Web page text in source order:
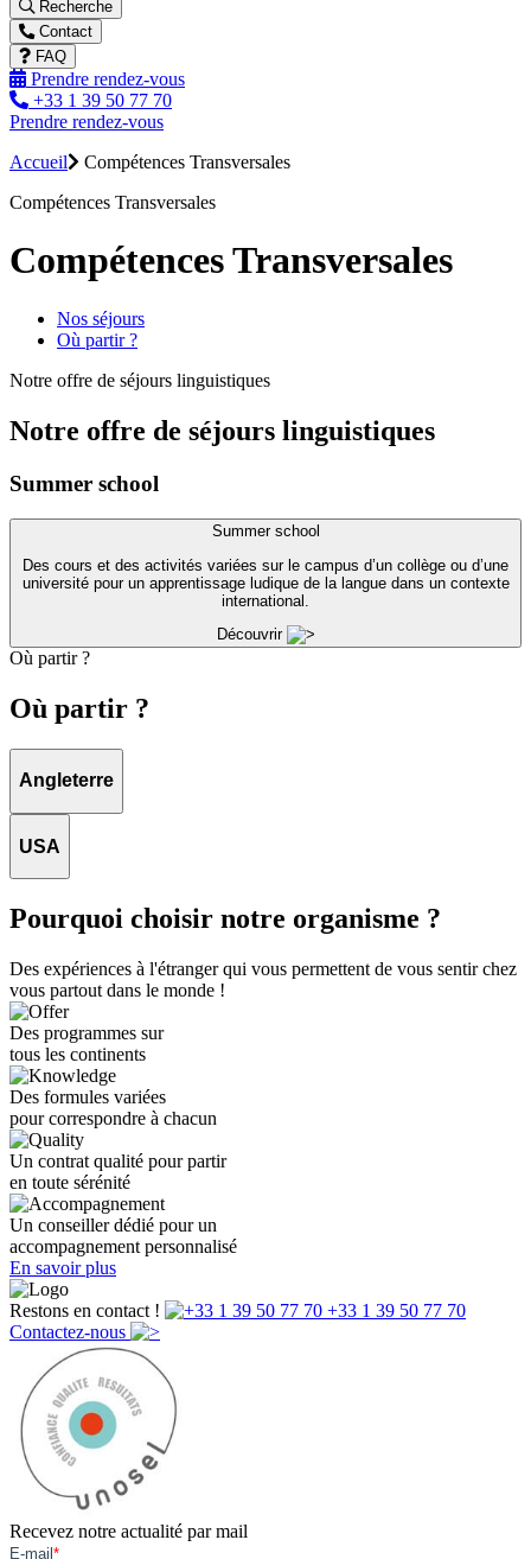
Recherche
Contact
FAQ
Prendre rendez-vous
+33 1 39 50 77 70
Prendre rendez-vous
Accueil
Compétences Transversales
Compétences Transversales
Compétences Transversales
Nos séjours
Où partir ?
Notre offre de séjours linguistiques
Notre offre de séjours linguistiques
Summer school
Summer school
Des cours et des activités variées sur le campus d’un collège ou d’une
université pour un apprentissage ludique de la langue dans un contexte
international.
Découvrir
Où partir ?
Où partir ?
Angleterre
USA
Pourquoi choisir notre organisme ?
Des expériences à l'étranger qui vous permettent de vous sentir chez
vous partout dans le monde !
Des programmes sur
tous les continents
Des formules variées
pour correspondre à chacun
Un contrat qualité pour partir
en toute sérénité
Un conseiller dédié pour un
accompagnement personnalisé
En savoir plus
Restons en contact !
+33 1 39 50 77 70
Contactez-nous
Recevez notre actualité par mail